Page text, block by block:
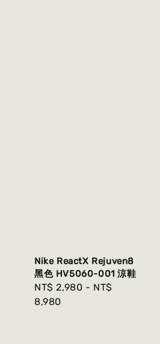
Nike ReactX Rejuven8
黑色 HV5060-001 涼鞋
Regular
price
NT$ 2,980 - NT$
8,980